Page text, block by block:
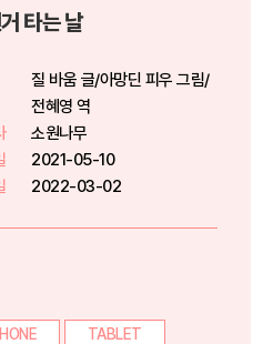
타는 날
질 바움 글/아망딘 피우 그림/
전혜영 역
소원나무
2021-05-10
2022-03-02
TABLET